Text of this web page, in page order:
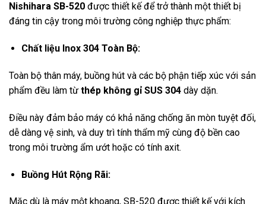
Nishihara SB-520 được thiết kế để trở thành một thiết bị
đáng tin cậy trong môi trường công nghiệp thực phẩm:
Chất liệu Inox 304 Toàn Bộ:
Toàn bộ thân máy, buồng hút và các bộ phận tiếp xúc với sản
phẩm đều làm từ thép không gỉ SUS 304 dày dặn.
Điều này đảm bảo máy có khả năng chống ăn mòn tuyệt đối,
dễ dàng vệ sinh, và duy trì tính thẩm mỹ cùng độ bền cao
trong môi trường ẩm ướt hoặc có tính axit.
Buồng Hút Rộng Rãi:
Mặc dù là máy một khoang, SB-520 được thiết kế với kích